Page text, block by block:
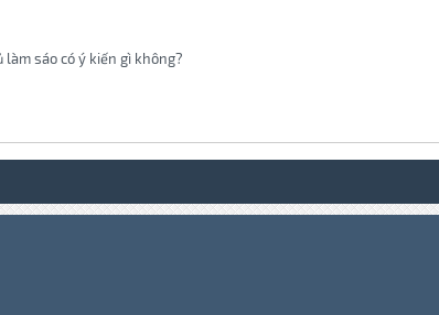
sáo có ý kiến gì không?